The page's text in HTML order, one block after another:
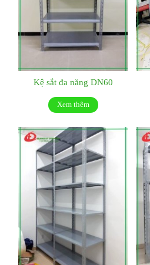
Kệ sắt đa năng DN60
Xem thêm